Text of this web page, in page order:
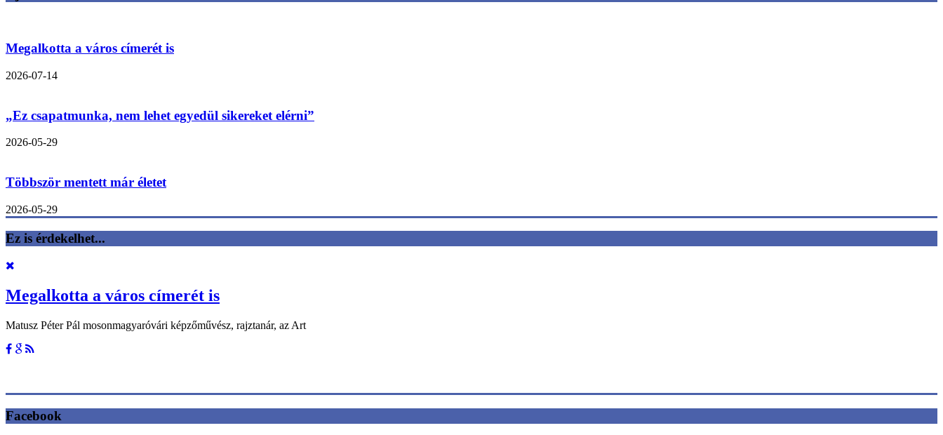
Megalkotta a város címerét is
2026-07-14
„Ez csapatmunka, nem lehet egyedül sikereket elérni”
2026-05-29
Többször mentett már életet
2026-05-29
Ez is érdekelhet...
Megalkotta a város címerét is
Matusz Péter Pál mosonmagyaróvári képzőművész, rajztanár, az Art
Facebook